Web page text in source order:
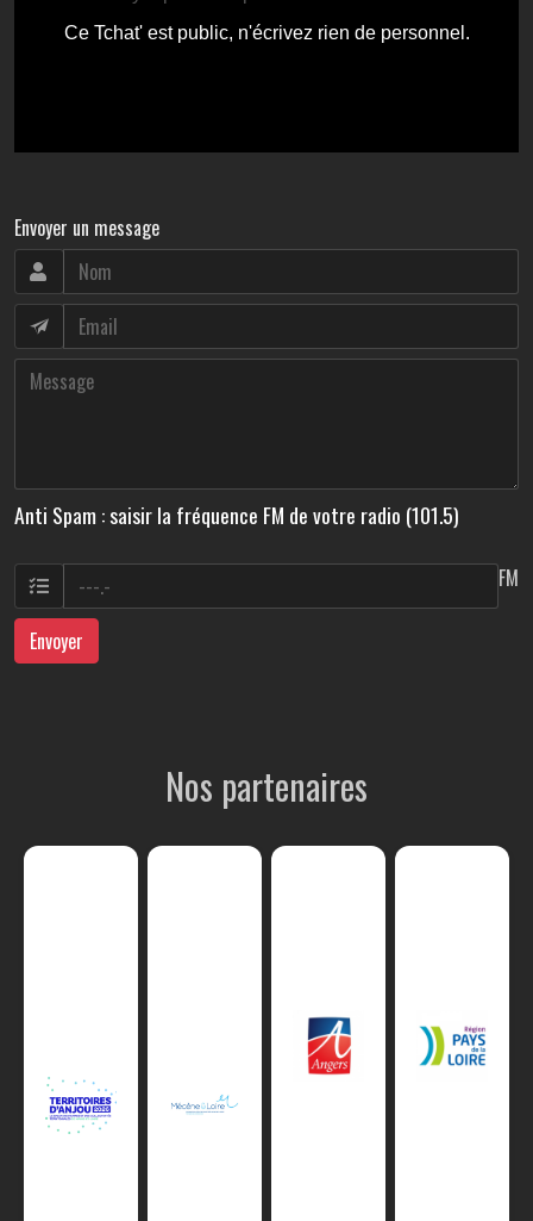
Envoyer un message
Anti Spam : saisir la fréquence FM de votre radio (101.5)
FM
Envoyer
Nos partenaires